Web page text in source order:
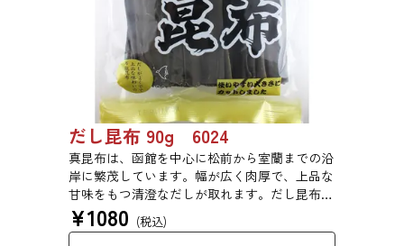
だし昆布 90g 6024
真昆布は、函館を中心に松前から室蘭までの沿
岸に繁茂しています。幅が広く肉厚で、上品な
甘味をもつ清澄なだしが取れます。だし昆布、
塩昆布、おぼろ昆布、とろろ昆布、佃煮、バッ
テラなどに用いられます。
¥1080 (税込)